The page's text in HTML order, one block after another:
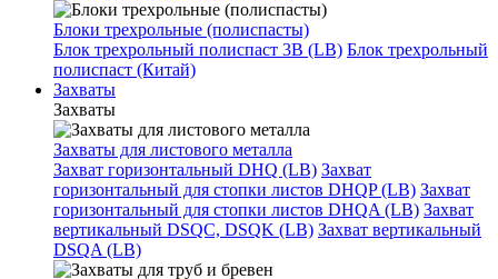
Блоки трехрольные (полиспасты)
Блок трехрольный полиспаст 3B (LB) Блок трехрольный
полиспаст (Китай)
Захваты
Захваты
Захваты для листового металла
Захват горизонтальный DHQ (LB) Захват
горизонтальный для стопки листов DHQP (LB) Захват
горизонтальный для стопки листов DHQA (LB) Захват
вертикальный DSQC, DSQK (LB) Захват вертикальный
DSQA (LB)